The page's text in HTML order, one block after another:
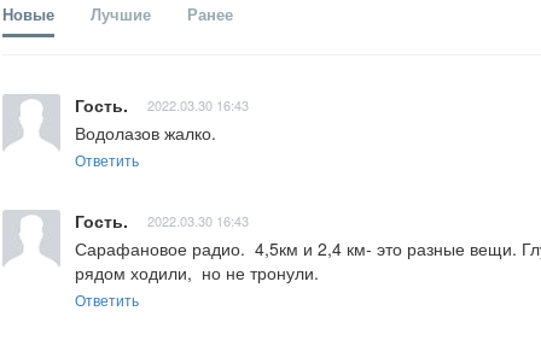
Новые Лучшие Ранее
Гость. 2022.03.30 16:43
Водолазов жалко.
Ответить
Гость. 2022.03.30 16:43
Сарафановое радио.  4,5км и 2,4 км- это разные вещи.
рядом ходили,  но не тронули.
Ответить